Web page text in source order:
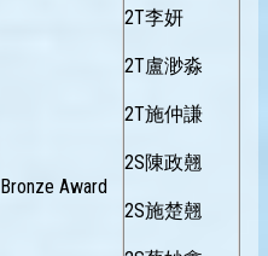
Bronze Award
2T李妍
2T盧渺淼
2T施仲謙
2S陳政翹
2S施楚翹